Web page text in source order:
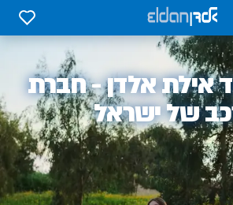
0
אילת אלדן - חברת
של ישראל